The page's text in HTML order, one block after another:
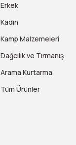
Erkek
Kadın
Kamp Malzemeleri
Dağcılık ve Tırmanış
Arama Kurtarma
Tüm Ürünler